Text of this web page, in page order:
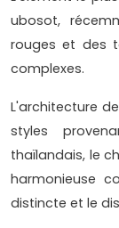
ubosot,
rouges et des
complexes.
L'architecture
styles
thaïlandais, le
harmonieuse
distincte et le